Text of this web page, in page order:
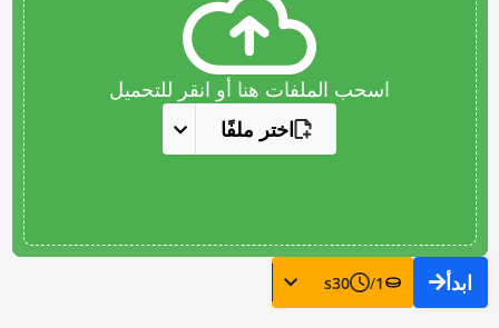
اسحب الملفات هنا أو انقر للتحميل
اختر ملفًا
ابدأ 1
/
30
s